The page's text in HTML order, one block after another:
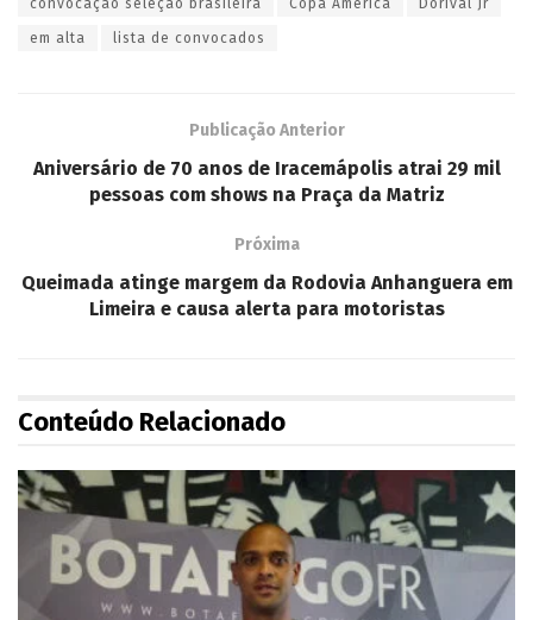
convocação seleção brasileira Copa América Dorival Jr
em alta lista de convocados
Publicação Anterior
Aniversário de 70 anos de Iracemápolis atrai 29 mil
pessoas com shows na Praça da Matriz
Próxima
Queimada atinge margem da Rodovia Anhanguera em
Limeira e causa alerta para motoristas
Conteúdo Relacionado